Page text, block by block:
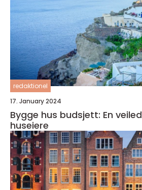
redaktionel
17. January 2024
Bygge hus budsjett: En
huseiere